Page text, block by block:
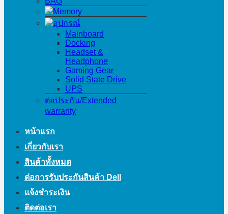
Memory
อุปกรณ์
Mainboard
Docking
Headset &
Headphone
Gaming Gear
Solid State Drive
UPS
ต่อประกัน/Extended
warranty
หน้าแรก
เกี่ยวกับเรา
สินค้าทั้งหมด
ต่อการรับประกันสินค้า Dell
แจ้งชำระเงิน
ติดต่อเรา